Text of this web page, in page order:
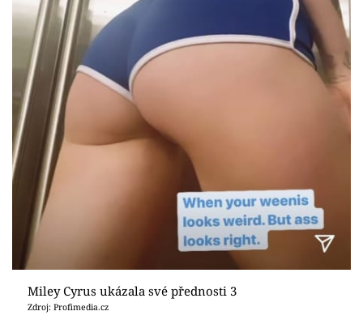
Miley Cyrus ukázala své přednosti 3
Zdroj: Profimedia.cz